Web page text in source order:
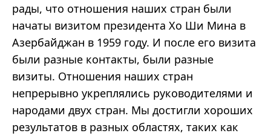
рады, что отношения наших стран были
начаты визитом президента Хо Ши Мина в
Азербайджан в 1959 году. И после его визита
были разные контакты, были разные
визиты. Отношения наших стран
непрерывно укреплялись руководителями и
народами двух стран. Мы достигли хороших
результатов в разных областях, таких как